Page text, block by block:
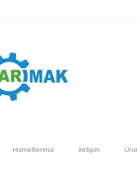
Hizmetlerimiz İletişim